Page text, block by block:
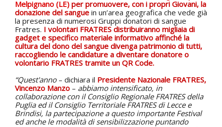
Melpignano (LE) per promuovere, con i propri Giovani, la
donazione del sangue in un’area geografica che vede già
la presenza di numerosi Gruppi donatori di sangue
Fratres. I volontari FRATRES distribuiranno migliaia di
gadget e specifico materiale informativo affinché la
cultura del dono del sangue divenga patrimonio di tutti,
raccogliendo le candidature a diventare donatore o
volontario FRATRES tramite un QR Code.
“Quest'anno– dichiara il Presidente Nazionale FRATRES,
Vincenzo Manzo – abbiamo intensificato, in
collaborazione con il Consiglio Regionale FRATRES della
Puglia ed il Consiglio Territoriale FRATRES di Lecce e
Brindisi, la partecipazione a questo importante Festival
ed anche le modalità di sensibilizzazione puntando